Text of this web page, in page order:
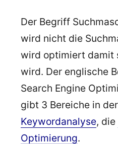
Der Begriff
wird nicht die
wird optimiert damit
wird. Der englische
Search Engine
gibt 3 Bereiche in
Keywordanalyse, die
Optimierung.